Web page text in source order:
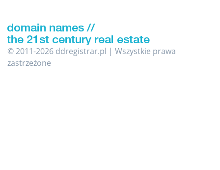
© 2011-2026 ddregistrar.pl | Wszystkie prawa
zastrzeżone